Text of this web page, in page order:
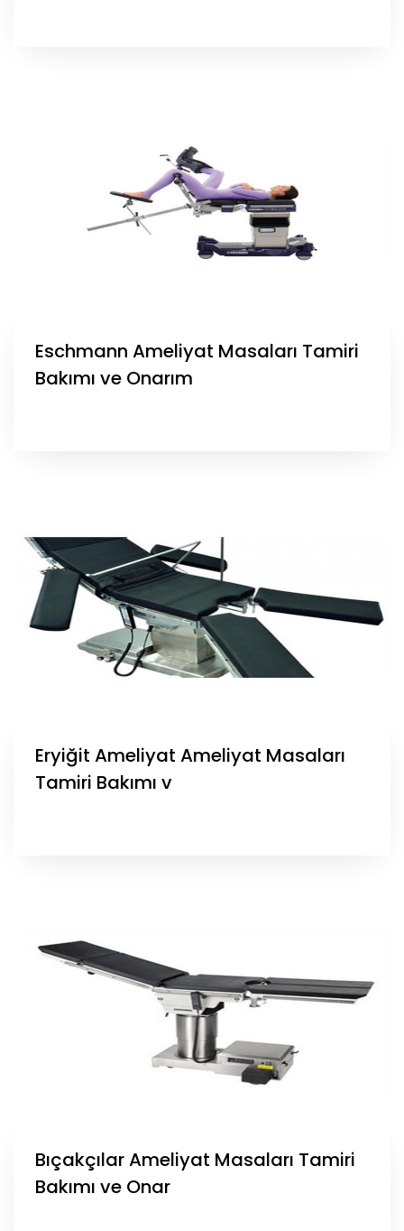
Eschmann Ameliyat Masaları Tamiri
Bakımı ve Onarım
Eryiğit Ameliyat Ameliyat Masaları
Tamiri Bakımı v
Bıçakçılar Ameliyat Masaları Tamiri
Bakımı ve Onar